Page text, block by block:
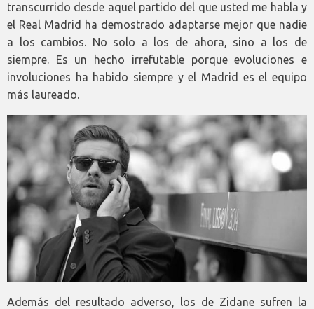
transcurrido desde aquel partido del que usted me habla y
el Real Madrid ha demostrado adaptarse mejor que nadie
a los cambios. No solo a los de ahora, sino a los de
siempre. Es un hecho irrefutable porque evoluciones e
involuciones ha habido siempre y el Madrid es el equipo
más laureado.
Además del resultado adverso, los de Zidane sufren la